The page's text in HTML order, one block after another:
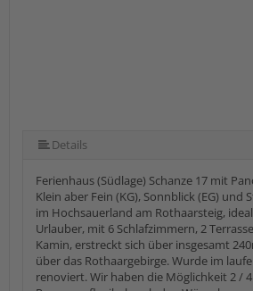
Details
Ferienhaus (Südlage) Schanze 17 mit
Klein aber Fein (KG), Sonnblick (EG) und
im Hochsauerland am Rothaarsteig,
Urlauber, mit 6 Schlafzimmern, 2
Kamin, erstreckt sich über insgesamt
über das Rothaargebirge. Wurde im
renoviert. Wir haben die Möglichkeit 2 /